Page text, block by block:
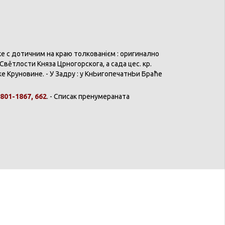
с дотичним на краю толкованієм : оригинално
Свěтлости Княза Црногорскога, а сада цес. кр.
Круновине. - УЗадру: уКнЬигопечатнЬи Браће
1867, 662. - Списакпренумераната